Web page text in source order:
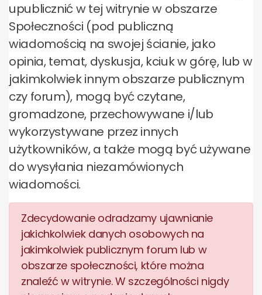
upublicznić w tej witrynie w obszarze
Społeczności (pod publiczną
wiadomością na swojej ścianie, jako
opinia, temat, dyskusja, kciuk w górę, lub w
jakimkolwiek innym obszarze publicznym
czy forum), mogą być czytane,
gromadzone, przechowywane i/lub
wykorzystywane przez innych
użytkowników, a także mogą być używane
do wysyłania niezamówionych
wiadomości.
Zdecydowanie odradzamy ujawnianie
jakichkolwiek danych osobowych na
jakimkolwiek publicznym forum lub w
obszarze społeczności, które można
znaleźć w witrynie. W szczególności nigdy